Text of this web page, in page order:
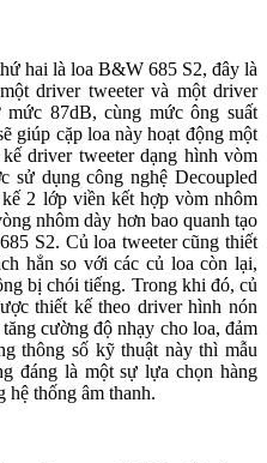
hai là loa B&W 685 S2, đây là
driver tweeter và một driver
87dB, cùng mức ông suất
giúp cặp loa này hoạt động một
driver tweeter dạng hình vòm
sử dụng công nghệ Decoupled
2 lớp viền kết hợp vòm nhôm
nhôm dày hơn bao quanh tạo
S2. Củ loa tweeter cũng thiết
hẳn so với các củ loa còn lại,
bị chói tiếng. Trong khi đó, củ
thiết kế theo driver hình nón
cường độ nhạy cho loa, đảm
thông số kỹ thuật này thì mẫu
đáng là một sự lựa chọn hàng
hệ thống âm thanh.